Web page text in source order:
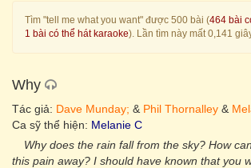
Tìm "tell me what you want" được 500 bài (464 bài
1 bài có thể hát karaoke). Lần tìm này mất 0,141
Why
Tác giả: Dave Munday; & Phil Thornalley &
Ca sỹ thể hiện: Melanie C
Why does the rain fall from the sky? How
this pain away? I should have known that you